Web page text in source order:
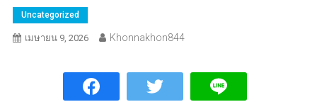
Uncategorized
เมษายน 9, 2026 Khonnakhon844